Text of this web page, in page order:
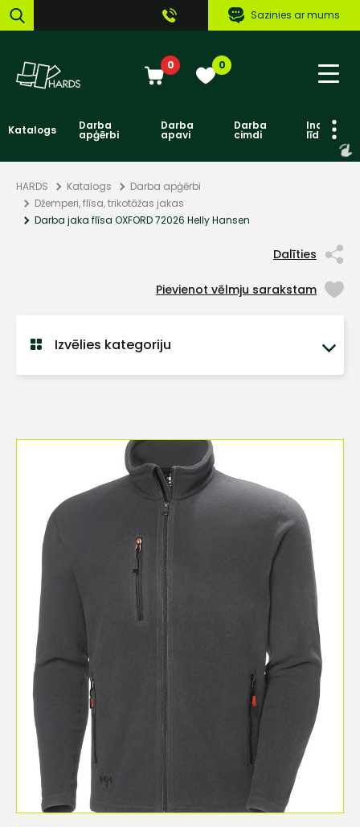
Sazinies ar mums
0 0
Katalogs Darba
apģērbi
Darba
apavi
Darba
cimdi līdzekļi
HARDS Katalogs
Darba apģērbi
Džemperi, flīsa, trikotāžas jakas
Darba jaka flīsa OXFORD 72026 Helly Hansen
Dalīties
Pievienot vēlmju sarakstam
Izvēlies kategoriju